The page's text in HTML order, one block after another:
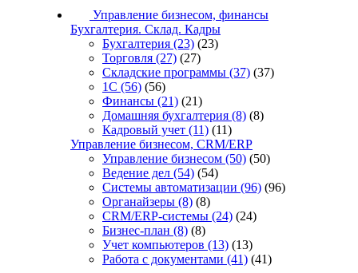
Управление бизнесом, финансы
Бухгалтерия. Склад. Кадры
Бухгалтерия (23) (23)
Торговля (27) (27)
Складские программы (37) (37)
1С (56) (56)
Финансы (21) (21)
Домашняя бухгалтерия (8) (8)
Кадровый учет (11) (11)
Управление бизнесом, CRM/ERP
Управление бизнесом (50) (50)
Ведение дел (54) (54)
Системы автоматизации (96) (96)
Органайзеры (8) (8)
CRM/ERP-системы (24) (24)
Бизнес-план (8) (8)
Учет компьютеров (13) (13)
Работа с документами (41) (41)